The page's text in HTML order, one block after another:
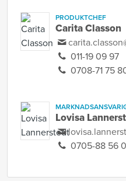
PRODUKTCHEF
Carita Classon
011-19 09 97
0708-71 75
Lovisa
0705-88 56